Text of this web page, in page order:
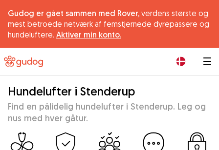
Gudog er gået sammen med Rover, verdens største og
mest betroede netværk af femstjernede dyrepassere og
hundeluftere. Aktiver min konto.
Hundelufter i Stenderup
Find en pålidelig hundelufter i Stenderup. Leg og
nus med hver gåtur.